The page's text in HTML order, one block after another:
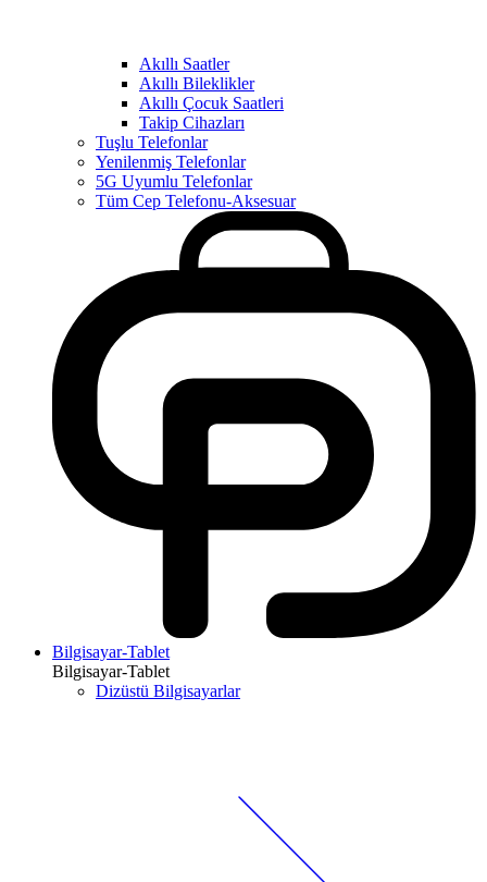
Akıllı Saatler
Akıllı Bileklikler
Akıllı Çocuk Saatleri
Takip Cihazları
Tuşlu Telefonlar
Yenilenmiş Telefonlar
5G Uyumlu Telefonlar
Tüm Cep Telefonu-Aksesuar
Bilgisayar-Tablet
Bilgisayar-Tablet
Dizüstü Bilgisayarlar